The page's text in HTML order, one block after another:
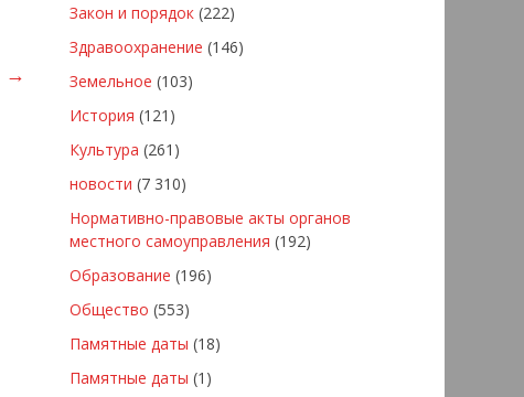
→
Закон и порядок (222)
Здравоохранение (146)
Земельное (103)
История (121)
Культура (261)
новости (7 310)
Нормативно-правовые акты органов
местного самоуправления (192)
Образование (196)
Общество (553)
Памятные даты (18)
Памятные даты (1)